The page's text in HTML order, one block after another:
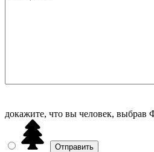
докажите, что вы человек, выбрав